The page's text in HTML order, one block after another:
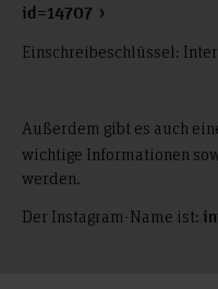
id=14707
Einschreibeschlüssel:
Außerdem gibt es auch
wichtige Informationen
werden.
Der Instagram-Name ist: